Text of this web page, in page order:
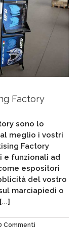
Factory
sono lo
meglio i vostri
Factory
e funzionali ad
espositori
del vostro
marciapiedi o
Commenti